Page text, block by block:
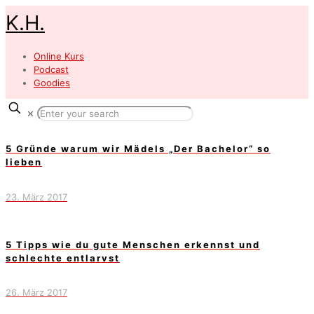
K.H.
Online Kurs
Podcast
Goodies
✕
5 Gründe warum wir Mädels „Der Bachelor“ so
lieben
23. März 2017
5 Tipps wie du gute Menschen erkennst und
schlechte entlarvst
26. März 2017